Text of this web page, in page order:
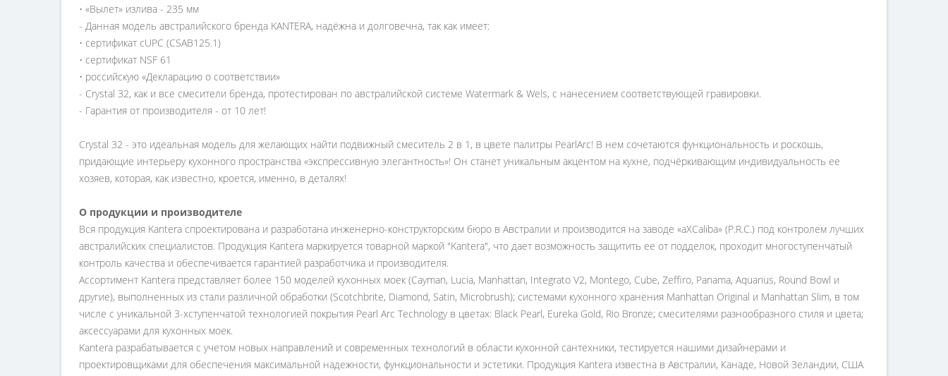
• «Вылет» излива - 235 мм
- Данная модель австралийского бренда KANTERA, надёжна и долговечна, так как имеет:
• сертификат cUPC (CSAB125.1)
• сертификат NSF 61
• российскую «Декларацию о соответствии»
- Crystal 32, как и все смесители бренда, протестирован по австралийской системе Watermark & Wels, с нанесением соответствующей гравировки.
- Гарантия от производителя - от 10 лет!
Crystal 32 - это идеальная модель для желающих найти подвижный смеситель 2 в 1, в цвете палитры PearlArc! В нем сочетаются функциональность и роскошь,
придающие интерьеру кухонного пространства «экспрессивную элегантность»! Он станет уникальным акцентом на кухне, подчёркивающим индивидуальность ее
хозяев, которая, как известно, кроется, именно, в деталях!
О продукции и производителе
Вся продукция Kantera спроектирована и разработана инженерно-конструкторским бюро в Австралии и производится на заводе «aXCaliba» (P.R.C.) под контролем лучших
австралийских специалистов. Продукция Kantera маркируется товарной маркой "Kantera", что дает возможность защитить ее от подделок, проходит многоступенчатый
контроль качества и обеспечивается гарантией разработчика и производителя.
Ассортимент Kantera представляет более 150 моделей кухонных моек (Cayman, Lucia, Manhattan, Integrato V2, Montego, Cube, Zeffiro, Panama, Aquarius, Round Bowl и
другие), выполненных из стали различной обработки (Scotchbrite, Diamond, Satin, Microbrush); системами кухонного хранения Manhattan Original и Manhattan Slim, в том
числе с уникальной 3-хступенчатой технологией покрытия Pearl Arc Technology в цветах: Black Pearl, Eureka Gold, Rio Bronze; смесителями разнообразного стиля и цвета;
аксессуарами для кухонных моек.
Kantera разрабатывается с учетом новых направлений и современных технологий в области кухонной сантехники, тестируется нашими дизайнерами и
проектировщиками для обеспечения максимальной надежности, функциональности и эстетики. Продукция Kantera известна в Австралии, Канаде, Новой Зеландии, США